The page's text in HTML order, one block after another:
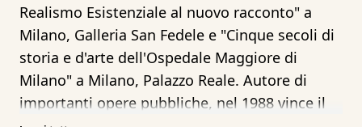
Realismo Esistenziale al nuovo racconto" a
Milano, Galleria San Fedele e "Cinque secoli di
storia e d'arte dell'Ospedale Maggiore di
Milano" a Milano, Palazzo Reale. Autore di
importanti opere pubbliche, nel 1988 vince il